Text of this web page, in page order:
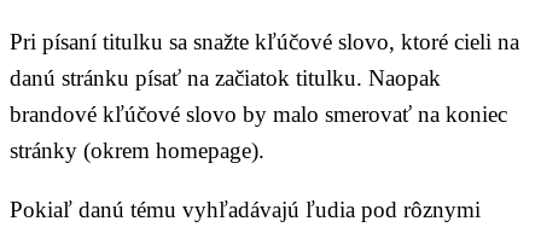
Pri písaní titulku sa snažte kľúčové slovo, ktoré cieli na
danú stránku písať na začiatok titulku. Naopak
brandové kľúčové slovo by malo smerovať na koniec
stránky (okrem homepage).
Pokiaľ danú tému vyhľadávajú ľudia pod rôznymi